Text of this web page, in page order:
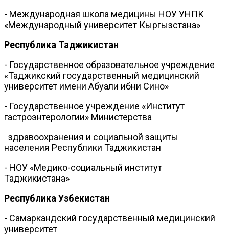
- Международная школа медицины НОУ УНПК
«Международный университет Кыргызстана»
Республика Таджикистан
- Государственное образовательное учреждение
«Таджикский государственный медицинский
университет имени Абуали ибни Сино»
- Государственное учреждение «Институт
гастроэнтерологии» Министерства
здравоохранения и социальной защиты
населения Республики Таджикистан
- НОУ «Медико-социальный институт
Таджикистана»
Республика Узбекистан
- Самаркандский государственный медицинский
университет